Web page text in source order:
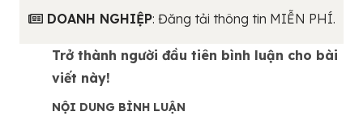
DOANH NGHIỆP: Đăng tải thông tin MIỄN PHÍ.
Trở thành người đầu tiên bình luận cho bài
viết này!
NỘI DUNG BÌNH LUẬN